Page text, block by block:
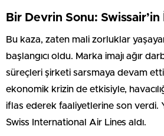
Bir Devrin Sonu: Swissair’in
Bu kaza, zaten mali zorluklar
başlangıcı oldu. Marka imajı ağır
süreçleri şirketi sarsmaya devam
ekonomik krizin de etkisiyle,
iflas ederek faaliyetlerine son verdi.
Swiss International Air Lines aldı.